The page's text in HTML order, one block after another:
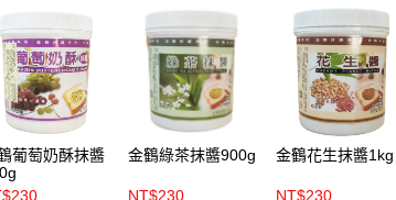
葡萄奶酥抹醬
金鶴綠茶抹醬900g
NT$230
金鶴花生抹醬1kg
NT$230